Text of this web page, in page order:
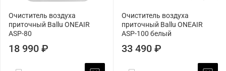
Очиститель воздуха
приточный Ballu ONEAIR
ASP-80
18 990 ₽
Очиститель воздуха
приточный Ballu ONEAIR
ASP-100 белый
33 490 ₽